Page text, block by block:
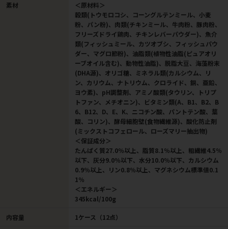
素材
＜原材料＞
穀類(トウモロコシ、コーングルテンミール、小麦
粉、パン粉)、肉類(チキンミール、牛肉粉、豚肉粉、
フリーズドライ鶏肉、チキンレバーパウダー)、魚介
類(フィッシュミール、カツオブシ、フィッシュパウ
ダー、マグロ節粉)、油脂類(植物性油脂(ピュアオリ
ーブオイル含む)、動物性油脂)、脱脂大豆、海藻粉末
(DHA源)、オリゴ糖、ミネラル類(カルシウム、リ
ン、カリウム、ナトリウム、クロライド、銅、亜鉛、
ヨウ素)、pH調整剤、アミノ酸類(タウリン、トリプ
トファン、メチオニン)、ビタミン類(A、B1、B2、B
6、B12、D、E、K、ニコチン酸、パントテン酸、葉
酸、コリン)、酵母細胞壁(食物繊維源)、酸化防止剤
(ミックストコフェロール、ローズマリー抽出物)
＜保証成分＞
たんぱく質27.0％以上、脂質8.1％以上、粗繊維4.5％
以下、灰分9.0％以下、水分10.0％以下、カルシウム
0.9％以上、リン0.8％以上、マグネシウム標準値0.1
1％
＜エネルギー＞
345kcal/100g
内容量 1ケース（12点）